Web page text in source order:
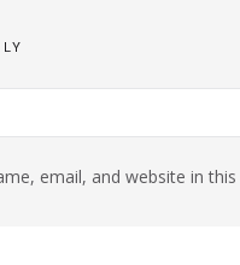
email, and website in